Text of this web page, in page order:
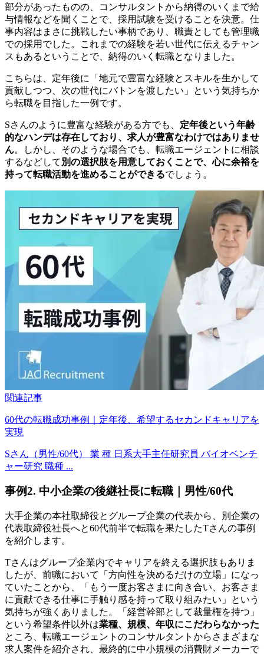
部分があったものの、コンサルタントから納得のいくまで給
与情報などを聞くことで、採用試験を受けることを決意。仕
事内容はまさに挑戦したい事柄であり、職責としても管理職
での採用でした。これまでの経験を若い世代に伝えるチャン
スもあるということで、納得のいく転職となりました。
こちらは、定年後に「地元で豊富な経験とスキルを生かして
貢献しつつ、次の世代にバトンを渡したい」という気持ちか
ら転職を目指した一例です。
Sさんのように豊富な経験がある方でも、 定年後という年齢
的なハンデは存在しており、求人が豊富なわけではありませ
ん。しかし、そのような場合でも、転職エージェントに相談
するなどして 別の選択肢を用意しておくことで、心に余裕を
持って転職活動を進めることができるでしょう。
関連記事
60代の転職成功事例｜定年後、希望するセカンドキャリアを
実現
Sさん（男性/60代） 業 種 日系大手主任研究員 バイオベンチ
ャー研究 職種 ...
事例2. 中小企業の後継社長に転職｜男性/60代
大手企業の本社取締役とグループ企業の代表から、別企業の
代表取締役社長へと60代前半で転職を果たしたTさんの事例
を紹介します。
Tさんはグループ企業内でキャリアを終える選択肢もありま
したが、前職において「方向性を決めるだけの立場」になっ
ていたことから、「もう一度お客さまに向き合い、お客さま
に貢献できる仕事に手触り感を持って取り組みたい」という
気持ちが強くありました。「経営幹部として裁量権を持つ」
という希望条件以外は業種、規模、年収にこだわらなかった
ところ、転職エージェントのコンサルタントからさまざまな
求人案件を紹介され、最終的に中小規模の消費財メーカーで